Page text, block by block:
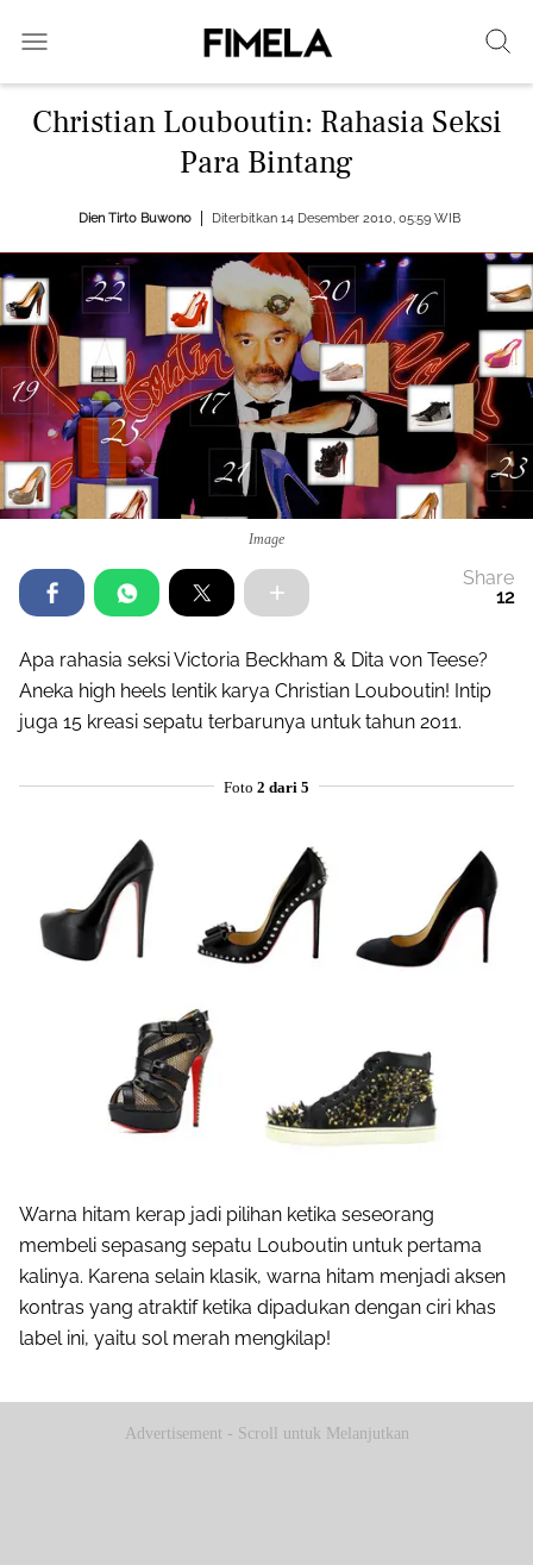
Christian Louboutin: Rahasia Seksi
Para Bintang
Dien Tirto Buwono Diterbitkan 14 Desember 2010, 05:59 WIB
Image
Share
12
Apa rahasia seksi Victoria Beckham & Dita von Teese?
Aneka high heels lentik karya Christian Louboutin! Intip
juga 15 kreasi sepatu terbarunya untuk tahun 2011.
Foto 2 dari 5
Warna hitam kerap jadi pilihan ketika seseorang
membeli sepasang sepatu Louboutin untuk pertama
kalinya. Karena selain klasik, warna hitam menjadi aksen
kontras yang atraktif ketika dipadukan dengan ciri khas
label ini, yaitu sol merah mengkilap!
Advertisement - Scroll untuk Melanjutkan